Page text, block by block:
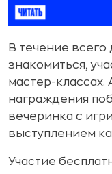
В течение всего
знакомиться,
мастер-классах.
награждения
вечеринка с
выступлением
Участие